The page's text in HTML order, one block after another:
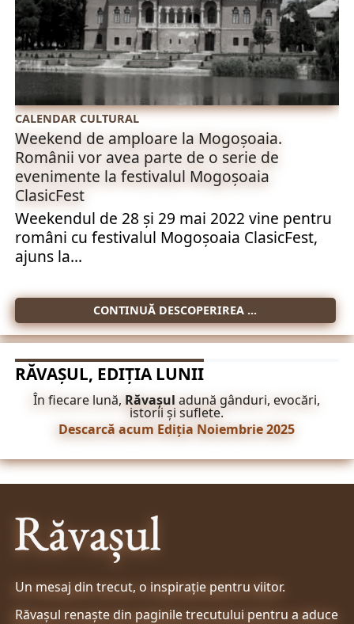
CALENDAR CULTURAL
Weekend de amploare la Mogoșoaia.
Românii vor avea parte de o serie de
evenimente la festivalul Mogoșoaia
ClasicFest
Weekendul de 28 şi 29 mai 2022 vine pentru
români cu festivalul Mogoşoaia ClasicFest,
ajuns la...
CONTINUĂ DESCOPERIREA ...
RĂVAȘUL, EDIȚIA LUNII
În fiecare lună, Răvașul adună gânduri, evocări,
istorii și suflete.
Descarcă acum Ediția Noiembrie 2025
Un mesaj din trecut, o inspirație pentru viitor.
Răvașul renaște din paginile trecutului pentru a aduce